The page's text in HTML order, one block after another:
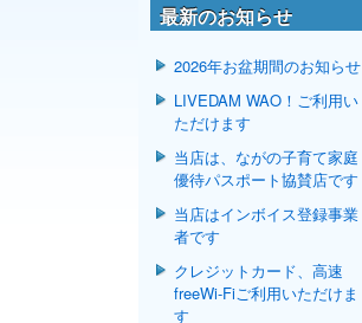
最新のお知らせ
2026年お盆期間のお知らせ
LIVEDAM WAO！ご利用い
ただけます
当店は、ながの子育て家庭
優待パスポート協賛店です
当店はインボイス登録事業
者です
クレジットカード、高速
freeWi-Fiご利用いただけま
す